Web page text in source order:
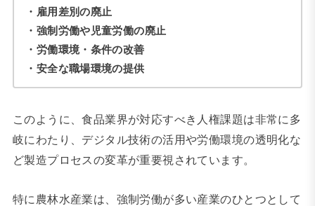
・雇用差別の廃止
・強制労働や児童労働の廃止
・労働環境・条件の改善
・安全な職場環境の提供
このように、食品業界が対応すべき人権課題は非常に多
岐にわたり、デジタル技術の活用や労働環境の透明化な
ど製造プロセスの変革が重要視されています。
特に農林水産業は、強制労働が多い産業のひとつとして